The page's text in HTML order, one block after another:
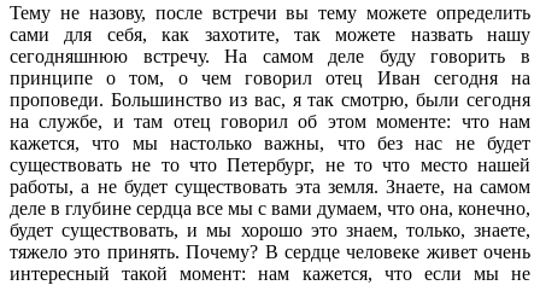
Тему не назову, после встречи вы тему можете определить
сами для себя, как захотите, так можете назвать нашу
сегодняшнюю встречу. На самом деле буду говорить в
принципе о том, о чем говорил отец Иван сегодня на
проповеди. Большинство из вас, я так смотрю, были сегодня
на службе, и там отец говорил об этом моменте: что нам
кажется, что мы настолько важны, что без нас не будет
существовать не то что Петербург, не то что место нашей
работы, а не будет существовать эта земля. Знаете, на самом
деле в глубине сердца все мы с вами думаем, что она, конечно,
будет существовать, и мы хорошо это знаем, только, знаете,
тяжело это принять. Почему? В сердце человеке живет очень
интересный такой момент: нам кажется, что если мы не